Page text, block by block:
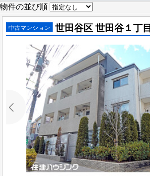
物件の並び順
中古マンション 世田谷区 世田谷１丁目